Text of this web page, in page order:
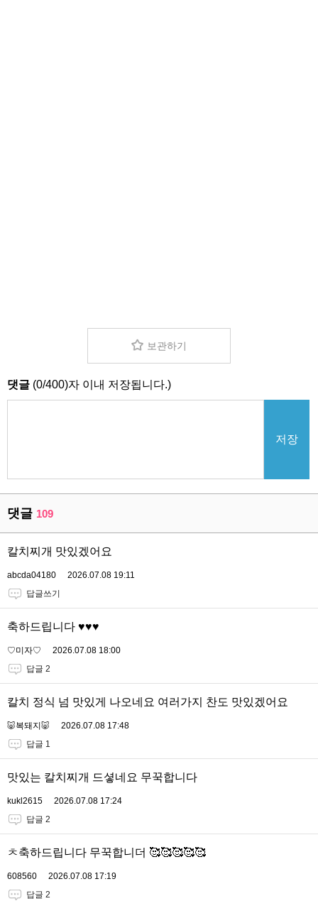
보관하기
댓글 (0/400)자 이내 저장됩니다.)
저장
댓글 109
칼치찌개 맛있겠어요
abcda04180
2026.07.08 19:11
답글쓰기
축하드립니다 ♥️♥️♥️
♡미자♡
2026.07.08 18:00
답글 2
칼치 정식 넘 맛있게 나오네요 여러가지 찬도 맛있겠어요
🐷복돼지🐷
2026.07.08 17:48
답글 1
맛있는 칼치찌개 드셯네요 무꾹합니다
kukl2615
2026.07.08 17:24
답글 2
ㅊ축하드립니다 무꾹합니더 🥰🥰🥰🥰🥰
608560
2026.07.08 17:19
답글 2